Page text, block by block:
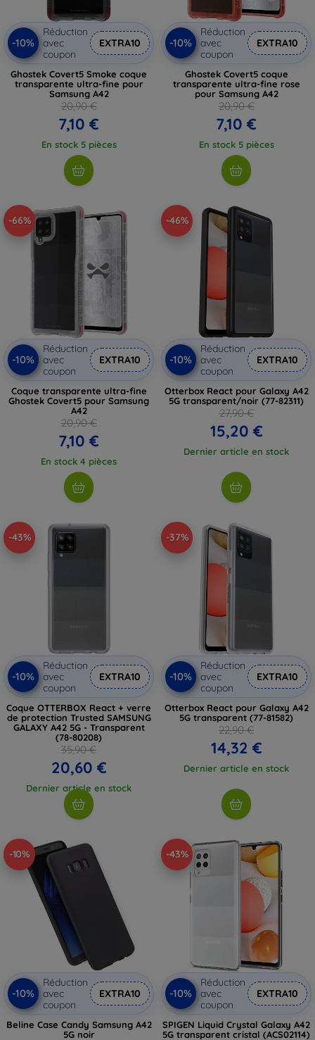
-10%
Réduction
avec
coupon
EXTRA10
Ghostek Covert5 Smoke coque
transparente ultra-fine pour
Samsung A42
20,90 €
7,10 €
En stock 5 pièces
-10%
Réduction
avec
coupon
EXTRA10
Ghostek Covert5 coque
transparente ultra-fine rose
pour Samsung A42
20,90 €
7,10 €
En stock 5 pièces
-66%
-10%
Réduction
avec
coupon
EXTRA10
Coque transparente ultra-fine
Ghostek Covert5 pour Samsung
A42
20,90 €
7,10 €
En stock 4 pièces
-46%
-10%
Réduction
avec
coupon
EXTRA10
Otterbox React pour Galaxy A42
5G transparent/noir (77-82311)
27,90 €
15,20 €
Dernier article en stock
-43%
-10%
Réduction
avec
coupon
EXTRA10
Coque OTTERBOX React + verre
de protection Trusted SAMSUNG
GALAXY A42 5G - Transparent
(78-80208)
35,90 €
20,60 €
Dernier article en stock
-37%
-10%
Réduction
avec
coupon
EXTRA10
Otterbox React pour Galaxy A42
5G transparent (77-81582)
22,90 €
14,32 €
Dernier article en stock
-10%
-10%
Réduction
avec
coupon
EXTRA10
Beline Case Candy Samsung A42
5G noir
-43%
-10%
Réduction
avec
coupon
EXTRA10
SPIGEN Liquid Crystal Galaxy A42
5G transparent cristal (ACS02114)